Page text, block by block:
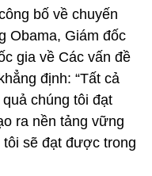
bố về chuyến
Obama, Giám đốc
gia về Các vấn đề
định: “Tất cả
chúng tôi đạt
ra nền tảng vững
sẽ đạt được trong